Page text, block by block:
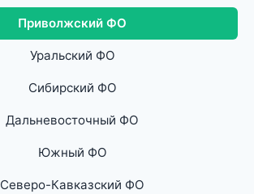
Приволжский ФО
Уральский ФО
Сибирский ФО
Дальневосточный ФО
Южный ФО
Северо-Кавказский ФО